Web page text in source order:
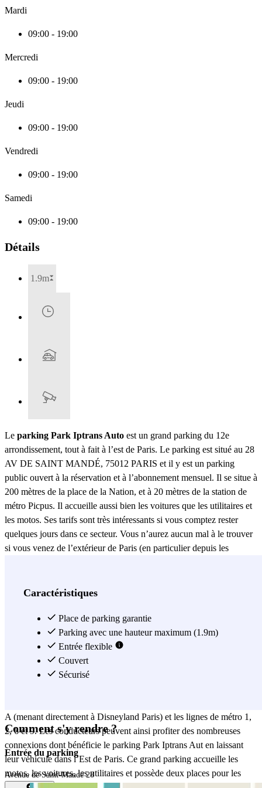
Mardi
09:00 - 19:00
Mercredi
09:00 - 19:00
Jeudi
09:00 - 19:00
Vendredi
09:00 - 19:00
Samedi
09:00 - 19:00
Détails
1.9m
Le parking Park Iptrans Auto est un grand parking du 12e
arrondissement, tout à fait à l’est de Paris. Le parking est situé au 28
AV DE SAINT MANDÉ, 75012 PARIS et il y est un parking
public ouvert à la réservation et à l’abonnement mensuel. Il se situe à
200 mètres de la place de la Nation, et à 20 mètres de la station de
métro Picpus. Il accueille aussi bien les voitures que les utilitaires et
les motos. Ses tarifs sont très intéressants si vous comptez rester
quelques jours dans ce secteur. Vous n’aurez aucun mal à le trouver
si vous venez de l’extérieur de Paris (en particulier depuis les
grâce à l’avenue de Saint-Mandé. En continuant sur l’avenue
Et si vous venez d’un autre quartier de Paris, il sera également facile
d’accéder au parking grâce aux nombreux axes importants tout
autour : le boulevard de Picpus, le cours de Vincennes, la rue de
Picpus, etc. Parking de Paris
la Porte de Vincennes
A (menant directement à Disneyland Paris) et les lignes de métro 1,
2, 6 et 9. Les conducteurs peuvent ainsi profiter des nombreuses
connexions dont bénéficie le parking Park Iptrans Aut en laissant
leur véhicule dans l’Est de Paris. Ce grand parking accueille les
motos, les voitures, les utilitaires et possède deux places pour les
Caractéristiques
Place de parking garantie
Parking avec une hauteur maximum (1.9m)
Entrée flexible
Couvert
Sécurisé
Comment s'y rendre ?
Entrée du parking
Avenue de Saint-Mandé 28